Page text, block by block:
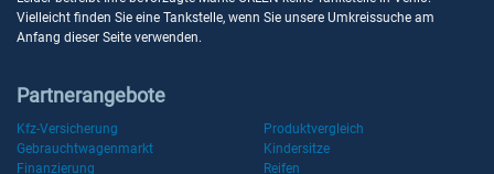
Vielleicht finden Sie eine Tankstelle, wenn Sie unsere Umkreissuche am
Anfang dieser Seite verwenden.
Partnerangebote
Kfz-Versicherung
Produktvergleich
Gebrauchtwagenmarkt
Kindersitze
Finanzierung
Reifen